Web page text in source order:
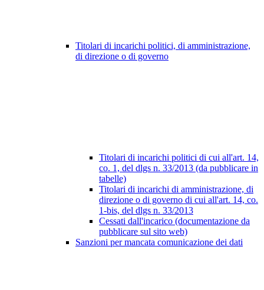
Titolari di incarichi politici, di amministrazione,
di direzione o di governo
Titolari di incarichi politici di cui all'art. 14,
co. 1, del dlgs n. 33/2013 (da pubblicare in
tabelle)
Titolari di incarichi di amministrazione, di
direzione o di governo di cui all'art. 14, co.
1-bis, del dlgs n. 33/2013
Cessati dall'incarico (documentazione da
pubblicare sul sito web)
Sanzioni per mancata comunicazione dei dati